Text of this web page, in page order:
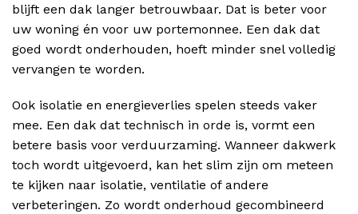
blijft een dak langer betrouwbaar. Dat is beter voor
uw woning én voor uw portemonnee. Een dak dat
goed wordt onderhouden, hoeft minder snel volledig
vervangen te worden.
Ook isolatie en energieverlies spelen steeds vaker
mee. Een dak dat technisch in orde is, vormt een
betere basis voor verduurzaming. Wanneer dakwerk
toch wordt uitgevoerd, kan het slim zijn om meteen
te kijken naar isolatie, ventilatie of andere
verbeteringen. Zo wordt onderhoud gecombineerd